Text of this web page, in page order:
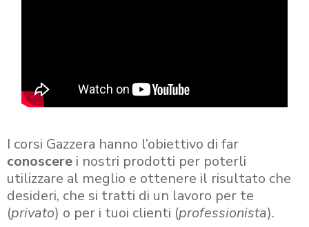
I corsi Gazzera hanno l’obiettivo di far
conoscere i nostri prodotti per poterli
utilizzare al meglio e ottenere il risultato che
desideri, che si tratti di un lavoro per te
(privato) o per i tuoi clienti (professionista).